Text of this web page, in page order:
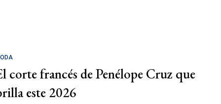
corte francés de Penélope Cruz que
este 2026